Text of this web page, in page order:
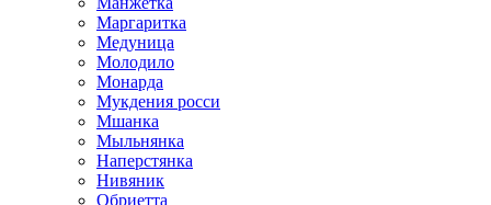
Маргаритка
Медуница
Молодило
Монарда
Мукдения росси
Мшанка
Мыльнянка
Наперстянка
Нивяник
Обриетта